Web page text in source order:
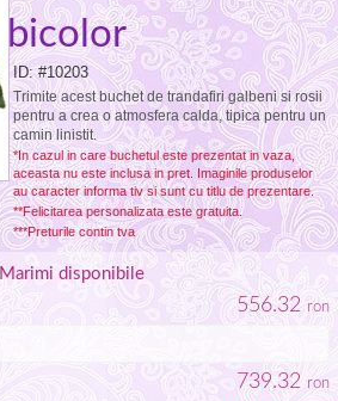
bicolor
ID: #10203
Trimite acest buchet de trandafiri galbeni si rosii
pentru a crea o atmosfera calda, tipica pentru un
camin linistit.
*In cazul in care buchetul este prezentat in vaza,
aceasta nu este inclusa in pret. Imaginile produselor
au caracter informa tiv si sunt cu titlu de prezentare.
**Felicitarea personalizata este gratuita.
***Preturile contin tva
Marimi disponibile
556.32 ron
739.32 ron